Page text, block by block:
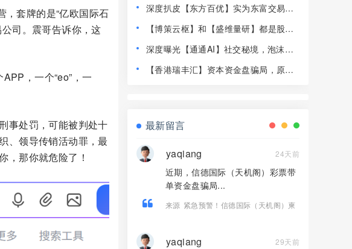
，套牌的是“亿欧国际石
司。震哥告诉你，这
，一个“eo”，一
事处罚，可能被判处十
、领导传销活动罪，最
，那你就危险了！
深度扒皮【东方百优】实为东富交易所
满！
【博策云枢】和【盛维量研】都是股票
深度曝光【通通AI】社交秘境，泡沫堆
【香港瑞丰汇】资本资金盘骗局，原拓
最新留言
yaqiang 24天前
近期，信德国际（天机阁）彩票带
单资金盘骗局...
来源 紧急预警！信德国际（天机阁）柬
yaqiang 29天前